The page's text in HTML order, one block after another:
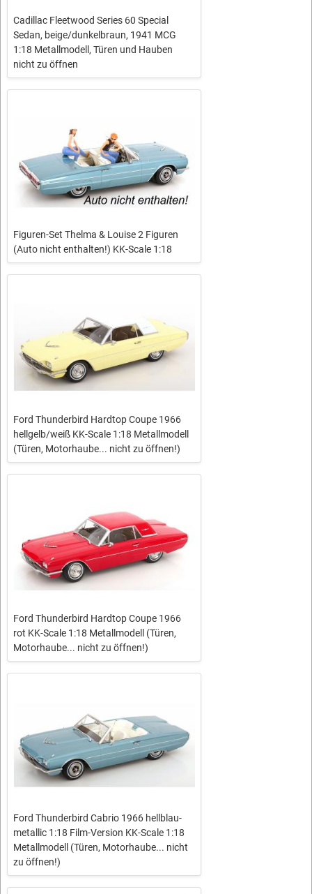
Cadillac Fleetwood Series 60 Special
Sedan, beige/dunkelbraun, 1941 MCG
1:18 Metallmodell, Türen und Hauben
nicht zu öffnen
Figuren-Set Thelma & Louise 2 Figuren
(Auto nicht enthalten!) KK-Scale 1:18
Ford Thunderbird Hardtop Coupe 1966
hellgelb/weiß KK-Scale 1:18 Metallmodell
(Türen, Motorhaube... nicht zu öffnen!)
Ford Thunderbird Hardtop Coupe 1966
rot KK-Scale 1:18 Metallmodell (Türen,
Motorhaube... nicht zu öffnen!)
Ford Thunderbird Cabrio 1966 hellblau-
metallic 1:18 Film-Version KK-Scale 1:18
Metallmodell (Türen, Motorhaube... nicht
zu öffnen!)